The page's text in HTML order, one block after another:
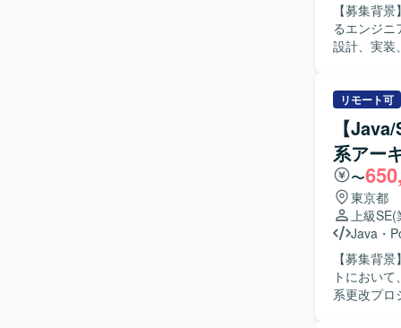
【募集背
るエンジニアを募集しており
設計、実装
【ポジシ
スまで一貫
び
リモート可
【
系アー
〜
東京都
上級SE(
Java ・
【募集背
トにおいて
系更改プロ